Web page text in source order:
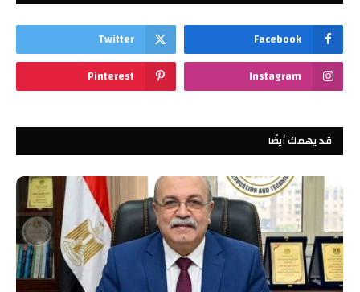
Facebook
Twitter
Instagram
Pinterest
قد يهمك أيضًا